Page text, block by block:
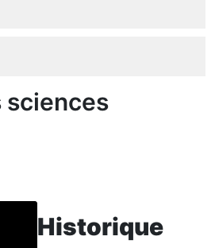
sciences
Historique